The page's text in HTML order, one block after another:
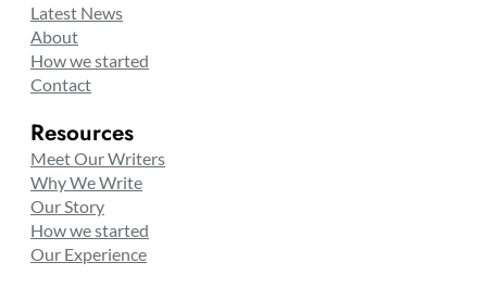
Latest News
About
How we started
Contact
Resources
Meet Our Writers
Why We Write
Our Story
How we started
Our Experience